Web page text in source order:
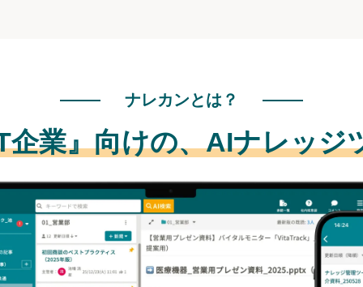
ナレカンとは？
企業』向けの、AIナレッジ